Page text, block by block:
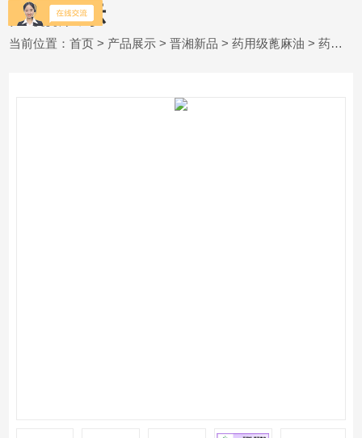
产品展示
当前位置：首页 > 产品展示 >晋湘新品 >药用级蓖麻油 > 药用级蓖麻油 500g/瓶 带资质 全国发货